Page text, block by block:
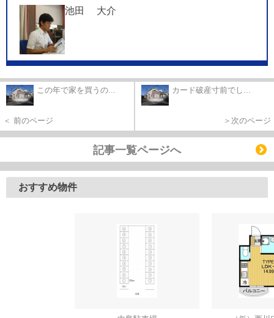
池田 大介
この年で家を買うの...
＜ 前のページ
カード破産寸前でし...
＞次のページ
記事一覧ページへ
おすすめ物件